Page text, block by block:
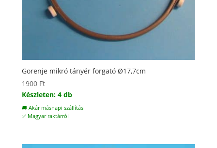
Gorenje mikró tányér forgató Ø17,7cm
1900 Ft
Készleten: 4 db
🚚 Akár másnapi szállítás
✅ Magyar raktárról